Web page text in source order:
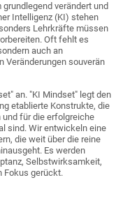
verändert und
Intelligenz (KI) stehen
Lehrkräfte müssen
Oft fehlt es
auch an
Veränderungen souverän
an. "KI Mindset" legt den
etablierte Konstrukte, die
für die erfolgreiche
sind. Wir entwickeln eine
die weit über die reine
Es werden
Selbstwirksamkeit,
Fokus gerückt.